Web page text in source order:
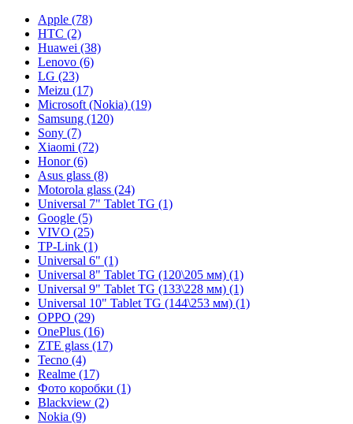
Apple (78)
HTC (2)
Huawei (38)
Lenovo (6)
LG (23)
Meizu (17)
Microsoft (Nokia) (19)
Samsung (120)
Sony (7)
Xiaomi (72)
Honor (6)
Asus glass (8)
Motorola glass (24)
Universal 7" Tablet TG (1)
Google (5)
VIVO (25)
TP-Link (1)
Universal 6" (1)
Universal 8" Tablet TG (120\205 мм) (1)
Universal 9" Tablet TG (133\228 мм) (1)
Universal 10" Tablet TG (144\253 мм) (1)
OPPO (29)
OnePlus (16)
ZTE glass (17)
Tecno (4)
Realme (17)
Фото коробки (1)
Blackview (2)
Nokia (9)